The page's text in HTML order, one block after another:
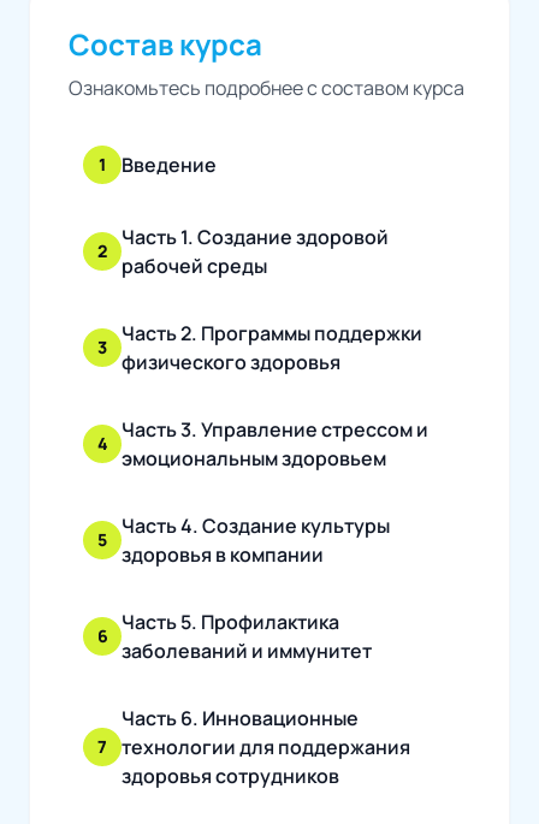
Состав курса
Ознакомьтесь подробнее с составом курса
1 Введение
2
Часть 1. Создание здоровой
рабочей среды
3
Часть 2. Программы поддержки
физического здоровья
4
Часть 3. Управление стрессом и
эмоциональным здоровьем
5
Часть 4. Создание культуры
здоровья в компании
6
Часть 5. Профилактика
заболеваний и иммунитет
7
Часть 6. Инновационные
технологии для поддержания
здоровья сотрудников